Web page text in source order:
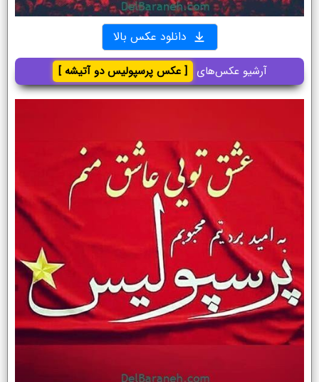
دانلود عکس بالا
آرشیو عکس‌های [ عکس پرسپولیس دو آتیشه ]